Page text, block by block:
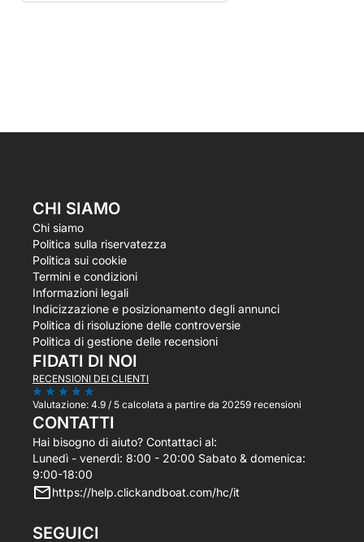
CHI SIAMO
Chi siamo
Politica sulla riservatezza
Politica sui cookie
Termini e condizioni
Informazioni legali
Indicizzazione e posizionamento degli annunci
Politica di risoluzione delle controversie
Politica di gestione delle recensioni
FIDATI DI NOI
RECENSIONI DEI CLIENTI
Valutazione: 4.9 / 5 calcolata a partire da 20259 recensioni
CONTATTI
Hai bisogno di aiuto? Contattaci al:
Lunedì - venerdì: 8:00 - 20:00 Sabato & domenica:
9:00-18:00
https://help.clickandboat.com/hc/it
SEGUICI